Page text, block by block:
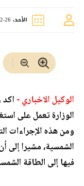
الأحد، 26-12-2021
الوكيل الاخباري -
الوزارة تعمل على
ومن هذه الإجراءات
فيها إلى الطاقة